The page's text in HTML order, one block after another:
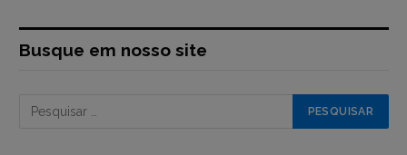
Busque em nosso site